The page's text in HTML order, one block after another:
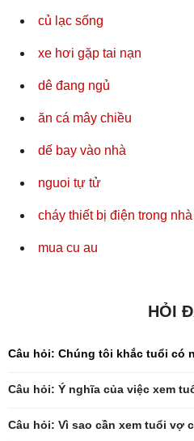
củ lạc sống
xe hơi gặp tai nạn
dê đang ngủ
ăn cá mây chiều
dế bay vào nhà
nguoi tự tử
cháy thiết bị điện trong nhà
mua cu au
HỎI
Câu hỏi: Chúng tôi khắc tuổi có
Câu hỏi: Vì sao cần xem tuổi vợ